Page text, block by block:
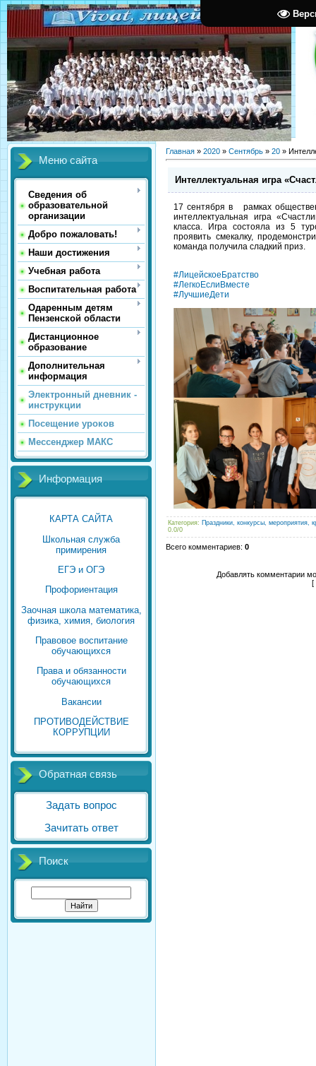
Меню сайта
Сведения об
образовательной
организации
Добро пожаловать!
Наши достижения
Учебная работа
Воспитательная работа
Одаренным детям
Пензенской области
Дистанционное
образование
Дополнительная
информация
Электронный дневник -
инструкции
Посещение уроков
Мессенджер МАКС
Информация
КАРТА САЙТА
Школьная служба
примирения
ЕГЭ и ОГЭ
Профориентация
Заочная школа математика,
физика, химия, биология
Правовое воспитание
обучающихся
Права и обязанности
обучающихся
Вакансии
ПРОТИВОДЕЙСТВИЕ
КОРРУПЦИИ
Обратная связь
Задать вопрос
Зачитать ответ
Поиск
Главная » 2020 » Сентябрь » 20 »
Интеллектуальная игра
17 сентября в рамках
интеллектуальная игра
класса. Игра состояла из 5
проявить смекалку,
команда получила сладкий приз.
#ЛицейскоеБратство
#ЛегкоЕслиВместе
#ЛучшиеДети
Категория: Праздники, конкурсы, мероприятия,
0.0/0
Всего комментариев: 0
Добавлять комментарии
[